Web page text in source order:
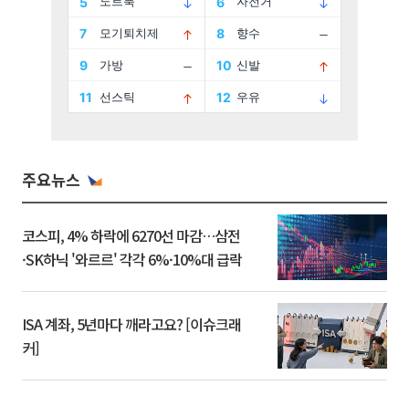
주요뉴스
코스피, 4% 하락에 6270선 마감…삼전
·SK하닉 '와르르' 각각 6%·10%대 급락
ISA 계좌, 5년마다 깨라고요? [이슈크래
커]